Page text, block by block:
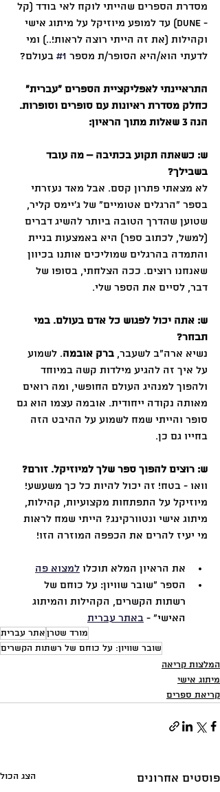
מסדרת הספרים שהייתי לוקח לאי בודד (קל
- Dune) עד למופע מיוזיקל על מיתוג אישי
וקהילות (את זה הייתי רוצה לראות!..) ומי
לדעתי הוא/היא הסופר/ת מספר #1 בעולם?
התראיינתי לאפליקציית הספרים ״עברית״
כחלק מסדרת ראיונות עם סופרים וסופרות.
הנה 3 שאלות מתוך הראיון:
ש: כשאתה תקוע בכתיבה – מה עובד
בשבילך?
לא מצאתי פתרון קסם. אבל מאד נעזרתי
בספר ״הרגלים אטומיים״ של ג׳יימס קליר,
שטוען שהדרך הטובה ביותר להשיג דברים
(למשל, לכתוב ספר) היא באמצעות בניית
והתמדה בהרגלים שמוליכים אותנו בכיוון
שאנחנו רוצים. ככה הצלחתי, בסופו של
דבר, לסיים את הספר שלי.
ש: אתה יכול לפגוש כל אדם בעולם. במי
תבחר?
נשיא ארה״ב לשעבר, ברק אובמה. לשמוע
על איך זה להגיע מילדות קשה במיוחד
ולהפוך למנהיג העולם החופשי, ומה רואים
מאותה נקודה ייחודית. אובמה עצמו הוא גם
סופר והייתי שמח לשמוע על ההיבט הזה
בחייו גם כן.
ש: רוצים להפוך ספר שלך למיוזיקל. זורם?
וואו - בטח! זה יכול להיות כל כך משעשע!
מיוזיקל על התפתחות מקצועיות, קהילות,
מיתוג אישי ונטוורקינג? הייתי שמח לראות
מי יעיז להרים את הכפפה המוזרה הזו!
את הראיון המלא תוכלו למצוא פה
הספר "שובר שוויון: על כוחם של
רשתות הקשרים, הקהילות והמיתוג
האישי" - באתר עברית
מורד שטרןאתר עברית
שובר שוויון: על כוחם של רשתות הקשרים
המלצות קריאה
מיתוג אישי
קריאת ספרים
פוסטים אחרונים הצג הכול